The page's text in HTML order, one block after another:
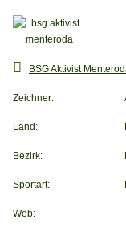
BSG Aktivist
Zeichner:
Land:
Bezirk:
Sportart:
Web: